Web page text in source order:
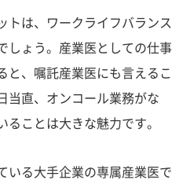
トは、ワークライフバランス
しょう。産業医としての仕事
と、嘱託産業医にも言えるこ
当直、オンコール業務がな
ることは大きな魅力です。
いる大手企業の専属産業医で